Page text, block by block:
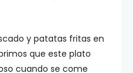
y patatas fritas en
que este plato
cuando se come